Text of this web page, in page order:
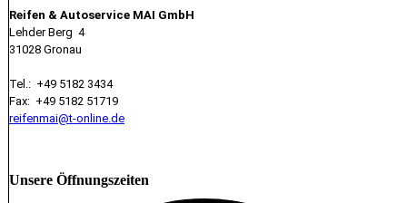
Reifen & Autoservice MAI GmbH
Lehder Berg 4
31028 Gronau
Tel.: +49 5182 3434
Fax: +49 5182 51719
reifenmai@t-online.de
Unsere Öffnungszeiten